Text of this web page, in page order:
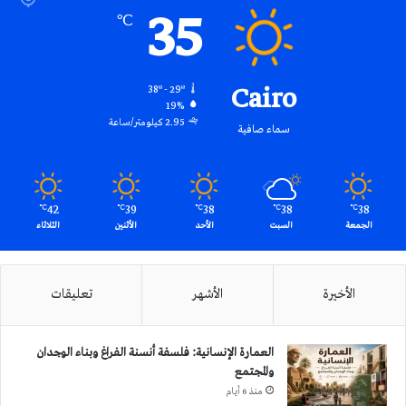
Cairo
سماء صافية
35
℃
38º - 29º
19%
2.95 كيلومتر/ساعة
38
℃
الجمعة
38
℃
السبت
38
℃
الأحد
39
℃
الأثنين
42
℃
الثلاثاء
الأخيرة الأشهر تعليقات
العمارة الإنسانية: فلسفة أنسنة الفراغ وبناء الوجدان
والمجتمع
منذ 6 أيام